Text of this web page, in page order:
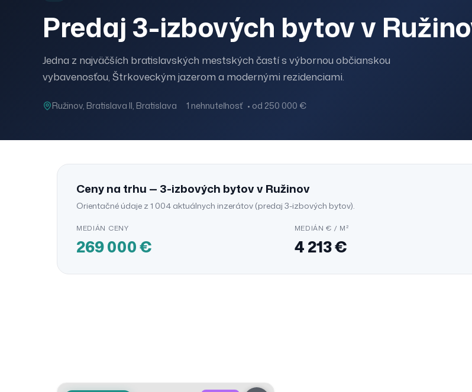
Predaj 3-izbových bytov v
Jedna z najväčších bratislavských mestských častí s výbornou občianskou
vybavenosťou, Štrkoveckým jazerom a modernými rezidenciami.
Ružinov, Bratislava II, Bratislava 1 nehnuteľnosť • od 250 000 €
Ceny na trhu — 3-izbových bytovvRužinov
Orientačné údaje z 1 004 aktuálnych inzerátov (predaj 3-izbových bytov).
MEDIÁN CENY
269 000€
MEDIÁN € / M²
4 213€